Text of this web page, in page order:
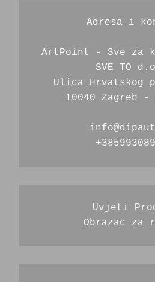
Adresa i
ArtPoint - Sve za
SVE TO
Ulica Hrvatskog
10040 Zagreb -
Uvjeti
Obrazac za